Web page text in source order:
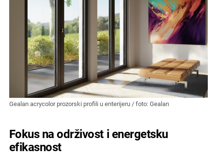
Gealan acrycolor prozorski profili u enterijeru / foto: Gealan
Fokus na održivost i energetsku
efikasnost